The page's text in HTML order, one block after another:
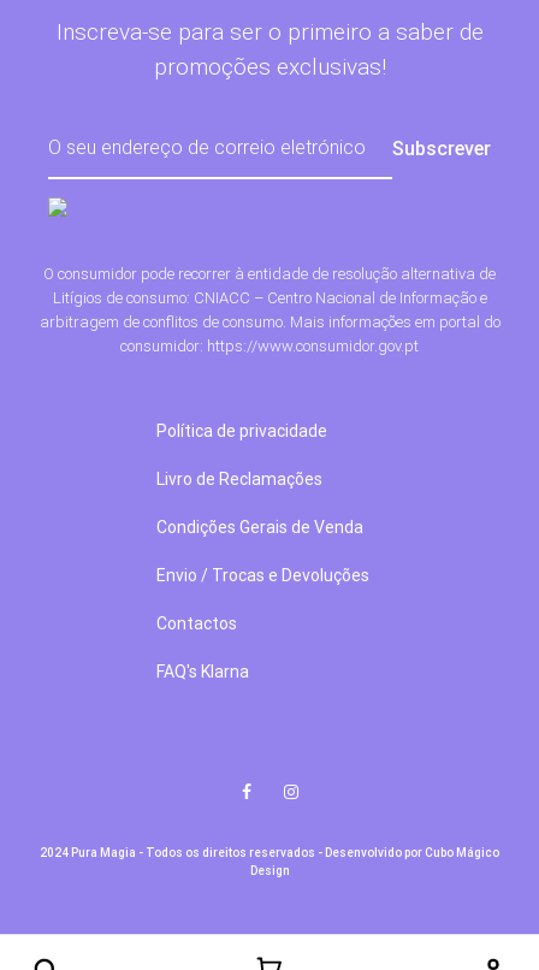
Inscreva-se para ser o primeiro a saber de
promoções exclusivas!
O consumidor pode recorrer à entidade de resolução alternativa de
Litígios de consumo: CNIACC – Centro Nacional de Informação e
arbitragem de conflitos de consumo. Mais informações em portal do
consumidor: https://www.consumidor.gov.pt
2024 Pura Magia - Todos os direitos reservados - Desenvolvido por Cubo Mágico
Design
Política de privacidade
Livro de Reclamações
Condições Gerais de Venda
Envio / Trocas e Devoluções
Contactos
FAQ's Klarna
FacebookInstagram